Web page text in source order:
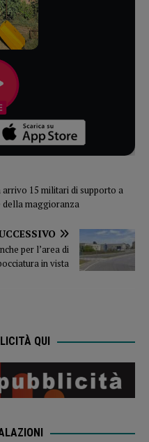
arrivo 15 militari di supporto a
della maggioranza
per l’area di
in vista
QUI